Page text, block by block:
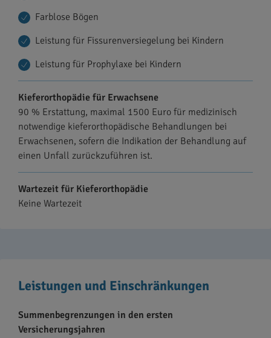
Farblose Bögen
Leistung für Fissurenversiegelung bei Kindern
Leistung für Prophylaxe bei Kindern
Kieferorthopädie für Erwachsene
90 % Erstattung, maximal 1500 Euro für medizinisch
notwendige kieferorthopädische Behandlungen bei
Erwachsenen, sofern die Indikation der Behandlung auf
einen Unfall zurückzuführen ist.
Wartezeit für Kieferorthopädie
Keine Wartezeit
Leistungen und Einschränkungen
Summenbegrenzungen in den ersten
Versicherungsjahren